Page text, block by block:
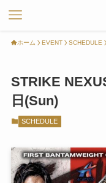
ホーム EVENT SCHEDULE
STRIKE
日(Sun)
SCHEDULE